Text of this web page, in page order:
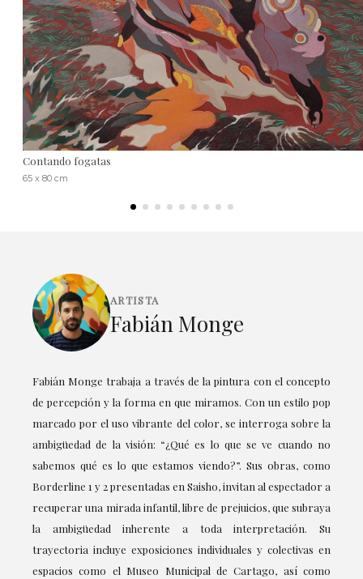
Contando fogatas
65 x 80 cm
ARTISTA
Fabián Monge
Fabián Monge trabaja a través de la pintura con el concepto
de percepción y la forma en que miramos. Con un estilo pop
marcado por el uso vibrante del color, se interroga sobre la
ambigüedad de la visión: “¿Qué es lo que se ve cuando no
sabemos qué es lo que estamos viendo?”. Sus obras, como
Borderline 1 y 2 presentadas en Saisho, invitan al espectador a
recuperar una mirada infantil, libre de prejuicios, que subraya
la ambigüedad inherente a toda interpretación. Su
trayectoria incluye exposiciones individuales y colectivas en
espacios como el Museo Municipal de Cartago, así como